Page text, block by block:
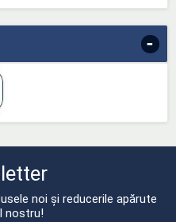
-
noi și reducerile apărute
nostru!